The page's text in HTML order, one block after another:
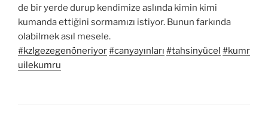
de bir yerde durup kendimize aslında kimin kimi
kumanda ettiğini sormamızı istiyor. Bunun farkında
olabilmek asıl mesele.
#kzlgezegenöneriyor#canyayınları #tahsinyücel #kumr
uilekumru